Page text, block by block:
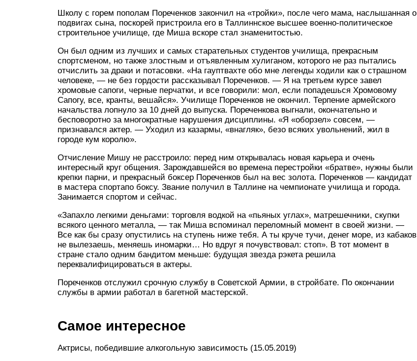
Школу с горем пополам Пореченков закончил на «тройки», после чего мама, наслышанная о
подвигах сына, поскорей пристроила его в Таллиннское высшее военно-политическое
строительное училище, где Миша вскоре стал знаменитостью.
Он был одним из лучших и самых старательных студентов училища, прекрасным
спортсменом, но также злостным и отъявленным хулиганом, которого не раз пытались
отчислить за драки и потасовки. «На гауптвахте обо мне легенды ходили как о страшном
человеке, — не без гордости рассказывал Пореченков. — Я на третьем курсе завел
хромовые сапоги, черные перчатки, и все говорили: мол, если попадешься Хромовому
Сапогу, все, кранты, вешайся». Училище Пореченков не окончил. Терпение армейского
начальства лопнуло за 10 дней до выпуска. Пореченкова выгнали, окончательно и
бесповоротно за многократные нарушения дисциплины. «Я «оборзел» совсем, —
признавался актер. — Уходил из казармы, «внагляк», безо всяких увольнений, жил в
городе кум королю».
Отчисление Мишу не расстроило: перед ним открывалась новая карьера и очень
интересный круг общения. Зарождавшейся во времена перестройки «братве», нужны были
крепки парни, и прекрасный боксер Пореченков был на вес золота. Пореченков — кандидат
в мастера спортапо боксу. Звание получил в Таллине на чемпионате училища и города.
Занимается спортом и сейчас.
«Запахло легкими деньгами: торговля водкой на «пьяных углах», матрешечники, скупки
всякого ценного металла, — так Миша вспоминал переломный момент в своей жизни. —
Все как бы сразу опустились на ступень ниже тебя. А ты круче тучи, денег море, из кабаков
не вылезаешь, меняешь иномарки… Но вдруг я почувствовал: стоп». В тот момент в
стране стало одним бандитом меньше: будущая звезда рэкета решила
переквалифицироваться в актеры.
Пореченков отслужил срочную службу в Советской Армии, в стройбате. По окончании
службы в армии работал в багетной мастерской.
Самое интересное
Актрисы, победившие алкогольную зависимость (15.05.2019)